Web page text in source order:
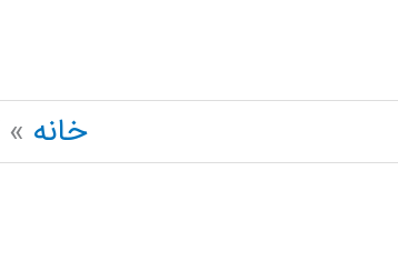
خانه